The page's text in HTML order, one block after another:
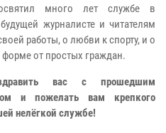
много лет службе в
журналисте и читателям
работы, о любви к спорту, и о
от простых граждан.
вас с прошедшим
и пожелать вам крепкого
нелёгкой службе!